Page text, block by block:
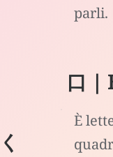
口 |
È
parli.